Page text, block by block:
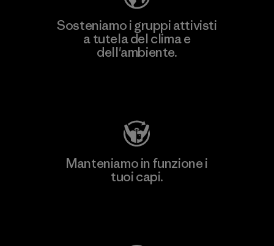
Sosteniamo i gruppi attivisti
a tutela del clima e
dell'ambiente.
Manteniamo in funzione i
tuoi capi.